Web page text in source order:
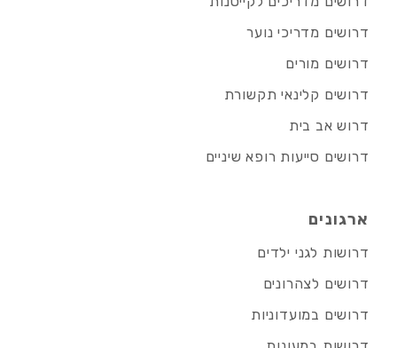
דרושים מדריכי נוער
דרושים מורים
דרושים קלינאי תקשורת
דרוש אב בית
דרושים סייעות רופא שיניים
ארגונים
דרושות לגני ילדים
דרושים לצהרונים
דרושים במועדוניות